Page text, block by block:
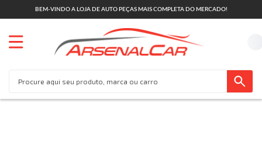
BEM-VINDO A LOJA DE AUTO PEÇAS MAIS COMPLETA DO MERCADO!